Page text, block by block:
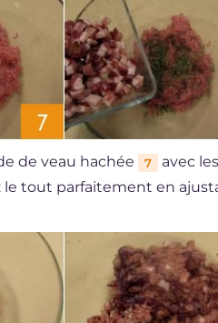
de veau hachée 7 avec
le tout parfaitement en